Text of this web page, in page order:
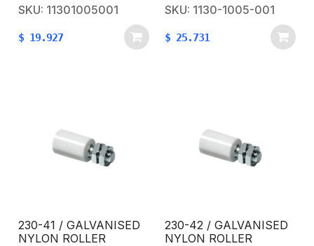
SKU: 11301005001
$ 19.927
SKU: 1130-1005-001
$ 25.731
230-41 / GALVANISED
NYLON ROLLER
230-42 / GALVANISED
NYLON ROLLER